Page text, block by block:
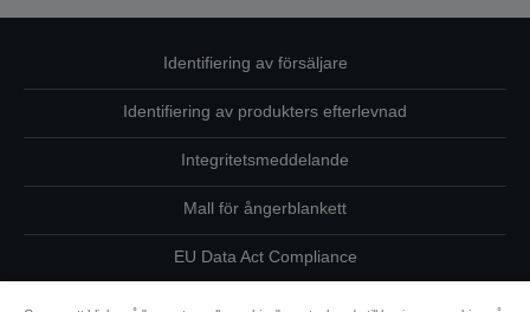
Identifiering av försäljare
Identifiering av produkters efterlevnad
Integritetsmeddelande
Mall för ångerblankett
EU Data Act Compliance
Kontakta oss angående dina uppgifter